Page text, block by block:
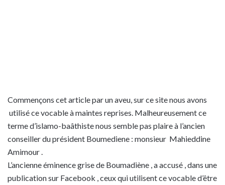
Commençons cet article par un aveu, sur ce site nous avons
utilisé ce vocable à maintes reprises. Malheureusement ce
terme d’islamo-baâthiste nous semble pas plaire à l’ancien
conseiller du président Boumediene : monsieur Mahieddine
Amimour .
L’ancienne éminence grise de Boumadiène , a accusé , dans une
publication sur Facebook , ceux qui utilisent ce vocable d’être